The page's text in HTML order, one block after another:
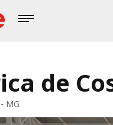
de
MG